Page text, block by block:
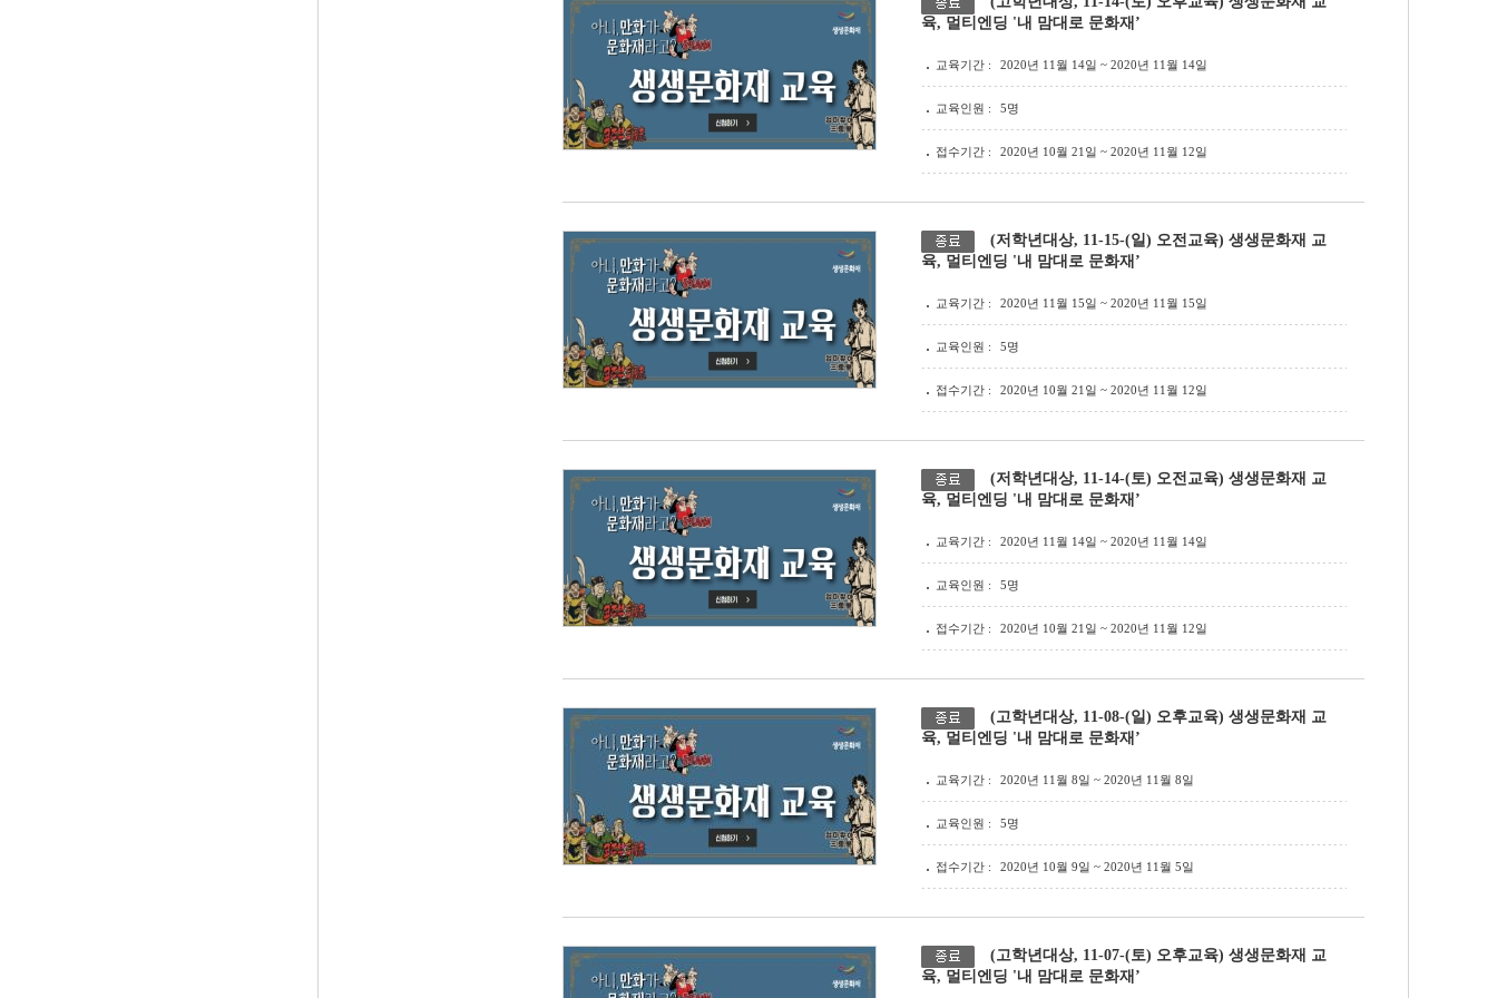
육, 멀티엔딩 '내 맘대로 문화재’
교육기간 : 2020년 11월 14일 ~ 2020년 11월 14일
교육인원 : 5명
접수기간 : 2020년 10월 21일 ~ 2020년 11월 12일
(저학년대상, 11-15-(일) 오전교육) 생생문화재 교
육, 멀티엔딩 '내 맘대로 문화재’
교육기간 : 2020년 11월 15일 ~ 2020년 11월 15일
교육인원 : 5명
접수기간 : 2020년 10월 21일 ~ 2020년 11월 12일
(저학년대상, 11-14-(토) 오전교육) 생생문화재 교
육, 멀티엔딩 '내 맘대로 문화재’
교육기간 : 2020년 11월 14일 ~ 2020년 11월 14일
교육인원 : 5명
접수기간 : 2020년 10월 21일 ~ 2020년 11월 12일
(고학년대상, 11-08-(일) 오후교육) 생생문화재 교
육, 멀티엔딩 '내 맘대로 문화재’
교육기간 : 2020년 11월 8일 ~ 2020년 11월 8일
교육인원 : 5명
접수기간 : 2020년 10월 9일 ~ 2020년 11월 5일
(고학년대상, 11-07-(토) 오후교육) 생생문화재 교
육, 멀티엔딩 '내 맘대로 문화재’